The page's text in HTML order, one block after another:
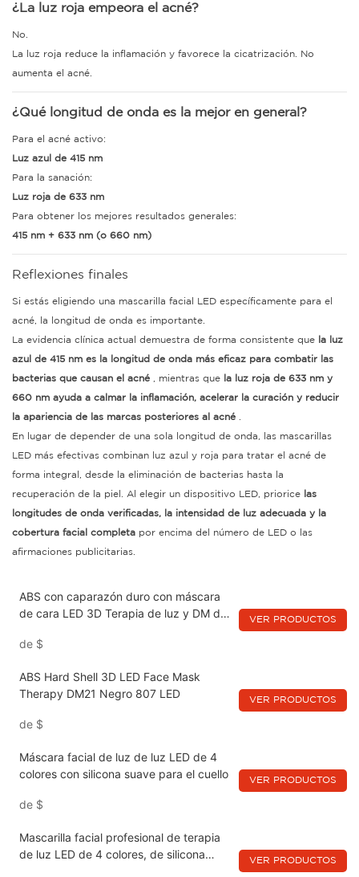
¿La luz roja empeora el acné?
No.
La luz roja reduce la inflamación y favorece la cicatrización. No
aumenta el acné.
¿Qué longitud de onda es la mejor en general?
Para el acné activo:
Luz azul de 415 nm
Para la sanación:
Luz roja de 633 nm
Para obtener los mejores resultados generales:
415 nm + 633 nm (o 660 nm)
Reflexiones finales
Si estás eligiendo una mascarilla facial LED específicamente para el
acné, la longitud de onda es importante.
La evidencia clínica actual demuestra de forma consistente que la luz
azul de 415 nm es la longitud de onda más eficaz para combatir las
bacterias que causan el acné , mientras que la luz roja de 633 nm y
660 nm ayuda a calmar la inflamación, acelerar la curación y reducir
la apariencia de las marcas posteriores al acné .
En lugar de depender de una sola longitud de onda, las mascarillas
LED más efectivas combinan luz azul y roja para tratar el acné de
forma integral, desde la eliminación de bacterias hasta la
recuperación de la piel. Al elegir un dispositivo LED, priorice las
longitudes de onda verificadas, la intensidad de luz adecuada y la
cobertura facial completa por encima del número de LED o las
afirmaciones publicitarias.
ABS con caparazón duro con máscara
de cara LED 3D Terapia de luz y DM del
de $
VER PRODUCTOS
ABS Hard Shell 3D LED Face Mask
Therapy DM21 Negro 807 LED
de $
VER PRODUCTOS
Máscara facial de luz de luz LED de 4
colores con silicona suave para el cuello
de $
VER PRODUCTOS
Mascarilla facial profesional de terapia
de luz LED de 4 colores, de silicona
VER PRODUCTOS